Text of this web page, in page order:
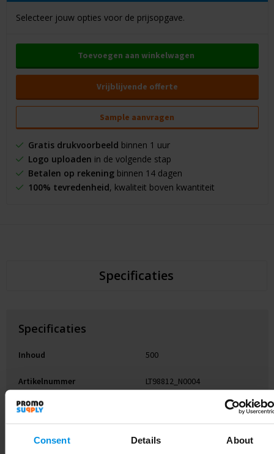
Consent Details About
Selecteer jouw opties voor de prijsopgave.
Toevoegen aan winkelwagen
Vrijblijvende offerte
Sample aanvragen
Gratis drukvoorbeeld binnen 1 uur
Logo uploaden in de volgende stap
Betalen op rekeningbinnen 14 dagen
100% tevredenheid, kwaliteit boven kwantiteit
Specificaties
Specificaties
Inhoud 500
Artikelnummer LT98812_N0004
Merk